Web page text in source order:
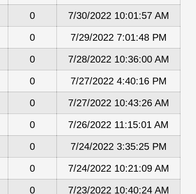
0 7/30/2022 10:01:57 AM
0 7/29/2022 7:01:48 PM
0 7/28/2022 10:36:00 AM
0 7/27/2022 4:40:16 PM
0 7/27/2022 10:43:26 AM
0 7/26/2022 11:15:01 AM
0 7/24/2022 3:35:25 PM
0 7/24/2022 10:21:09 AM
0 7/23/2022 10:40:24 AM